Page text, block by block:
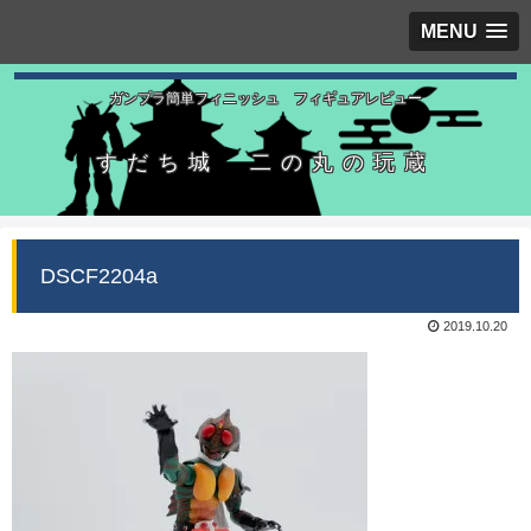
MENU
ガンプラ簡単フィニッシュ フィギュアレビュー
すだち城 二の丸の玩蔵
DSCF2204a
2019.10.20